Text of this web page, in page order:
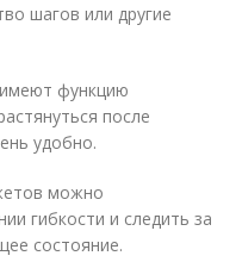
шагов или другие
функцию
после
удобно.
можно
гибкости и следить за
состояние.